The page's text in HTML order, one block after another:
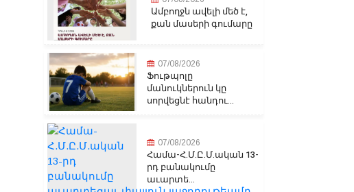
Ամբողջն ավելի մեծ է,
քան մասերի գումարը
07/08/2026
Ֆութպոլը
մանուկներուն կը
սորվեցնէ հանդու...
07/08/2026
Համա-Հ.Մ.Ը.Մ.ական 13-
րդ բանակումը
աւարտե...